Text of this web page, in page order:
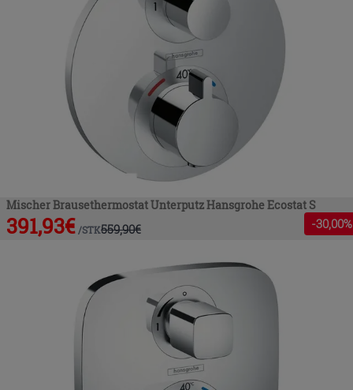
Mischer Brausethermostat Unterputz Hansgrohe Ecostat S
391,93€ /STK559,90€ -30,00%